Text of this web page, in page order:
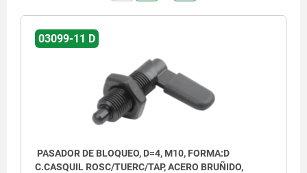
03099-11 D
PASADOR DE BLOQUEO, D=4, M10, FORMA:D
C.CASQUIL ROSC/TUERC/TAP, ACERO BRUÑIDO,